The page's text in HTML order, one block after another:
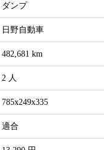
ダンプ
日野自動車
482,681 km
2 人
785x249x335
適合